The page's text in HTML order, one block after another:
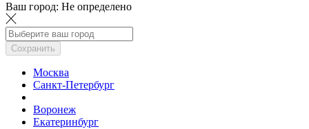
Ваш город: Не определено
Сохранить
Москва
Санкт-Петербург
Воронеж
Екатеринбург